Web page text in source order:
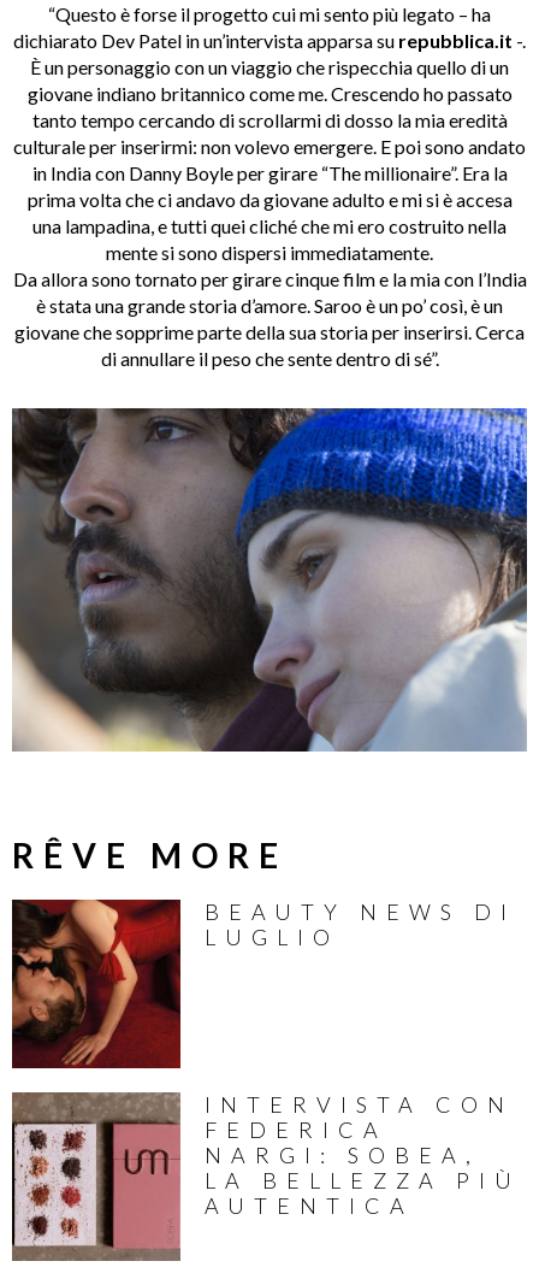
“Questo è forse il progetto cui mi sento più legato – ha
dichiarato Dev Patel in un’intervista apparsa su repubblica.it -.
È un personaggio con un viaggio che rispecchia quello di un
giovane indiano britannico come me. Crescendo ho passato
tanto tempo cercando di scrollarmi di dosso la mia eredità
culturale per inserirmi: non volevo emergere. E poi sono andato
in India con Danny Boyle per girare “The millionaire”. Era la
prima volta che ci andavo da giovane adulto e mi si è accesa
una lampadina, e tutti quei cliché che mi ero costruito nella
mente si sono dispersi immediatamente.
Da allora sono tornato per girare cinque film e la mia con l’India
è stata una grande storia d’amore. Saroo è un po’ così, è un
giovane che sopprime parte della sua storia per inserirsi. Cerca
di annullare il peso che sente dentro di sé”.
RÊVE MORE
BEAUTY NEWS DI
LUGLIO
INTERVISTA CON
FEDERICA
NARGI: SOBEA,
LA BELLEZZA PIÙ
AUTENTICA